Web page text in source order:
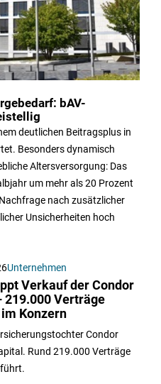
bAV-
deutlichen Beitragsplus in
Besonders dynamisch
Altersversorgung: Das
um mehr als 20 Prozent
nach zusätzlicher
Unsicherheiten hoch
Unternehmen
Verkauf der Condor
219.000 Verträge
Konzern
Condor
Rund 219.000 Verträge